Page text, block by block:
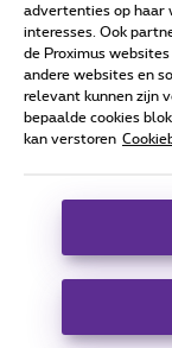
Alle rechten
Algemene
Deze website is
Koning Albert II-
advertenties op haar
interesses. Ook
de Proximus
andere websites en
relevant kunnen zijn
bepaalde cookies
kan verstoren